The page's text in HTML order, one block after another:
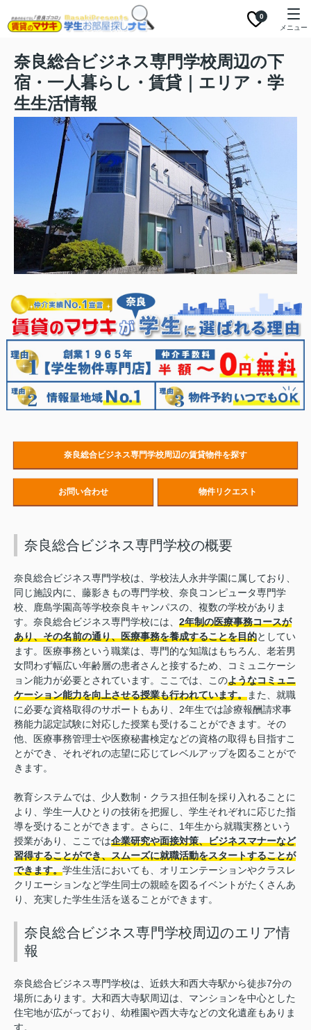
0
メニュー
奈良総合ビジネス専門学校周辺の下
宿・一人暮らし・賃貸｜エリア・学
生生活情報
奈良総合ビジネス専門学校周辺の賃貸物件を探す
お問い合わせ 物件リクエスト
奈良総合ビジネス専門学校の概要
奈良総合ビジネス専門学校は、学校法人永井学園に属しており、
同じ施設内に、藤影きもの専門学校、奈良コンピュータ専門学
校、鹿島学園高等学校奈良キャンパスの、複数の学校がありま
す。奈良総合ビジネス専門学校には、 2年制の医療事務コースが
あり、その名前の通り、医療事務を養成することを目的としてい
ます。医療事務という職業は、専門的な知識はもちろん、老若男
女問わず幅広い年齢層の患者さんと接するため、コミュニケーシ
ョン能力が必要とされています。ここでは、このようなコミュニ
ケーション能力を向上させる授業も行われています。また、就職
に必要な資格取得のサポートもあり、2年生では診療報酬請求事
務能力認定試験に対応した授業も受けることができます。その
他、医療事務管理士や医療秘書検定などの資格の取得も目指すこ
とができ、それぞれの志望に応じてレベルアップを図ることがで
きます。
教育システムでは、少人数制・クラス担任制を採り入れることに
より、学生一人ひとりの技術を把握し、学生それぞれに応じた指
導を受けることができます。さらに、1年生から就職実務という
授業があり、ここでは企業研究や面接対策、ビジネスマナーなど
習得することができ、スムーズに就職活動をスタートすることが
できます。学生生活においても、オリエンテーションやクラスレ
クリエーションなど学生同士の親睦を図るイベントがたくさんあ
り、充実した学生生活を送ることができます。
奈良総合ビジネス専門学校周辺のエリア情
報
奈良総合ビジネス専門学校は、近鉄大和西大寺駅から徒歩7分の
場所にあります。大和西大寺駅周辺は、マンションを中心とした
住宅地が広がっており、幼稚園や西大寺などの文化遺産もありま
す。